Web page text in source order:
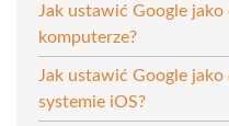
Jak ustawić Google
komputerze?
Jak ustawić Google
systemie iOS?